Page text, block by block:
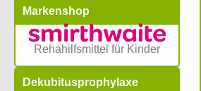
Markenshop
Rehahilfsmittel für Kinder
Dekubitusprophylaxe